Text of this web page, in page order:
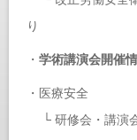
り
・ 学術講演会開催
・ 医療安全
└ 研修会・講演